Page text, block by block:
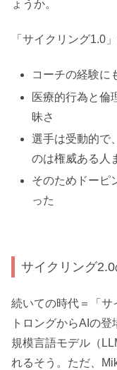
ょうか。
「サイクリング1.0
コーチの経験に
医療的行為と倫
昧さ
選手は受動的で
のは権威ある人
そのためドーピ
った
サイクリング2.0
続いての時代＝「サ
トロングからAIの
規模言語モデル（
れるそう。ただ、